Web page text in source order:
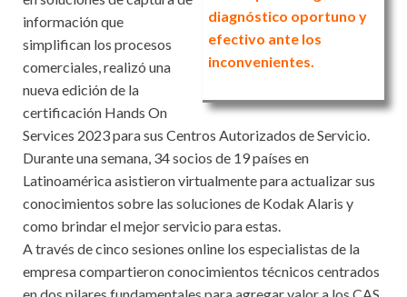
diagnóstico oportuno y
efectivo ante los
inconvenientes.
información que
simplifican los procesos
comerciales, realizó una
nueva edición de la
certificación Hands On
Services 2023 para sus Centros Autorizados de Servicio.
Durante una semana, 34 socios de 19 países en
Latinoamérica asistieron virtualmente para actualizar sus
conocimientos sobre las soluciones de Kodak Alaris y
como brindar el mejor servicio para estas.
A través de cinco sesiones online los especialistas de la
empresa compartieron conocimientos técnicos centrados